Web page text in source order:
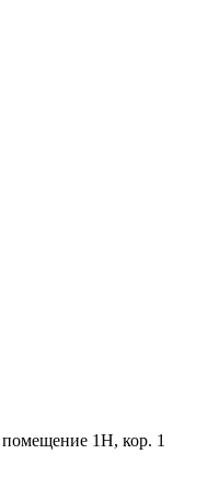
1Н, кор. 1